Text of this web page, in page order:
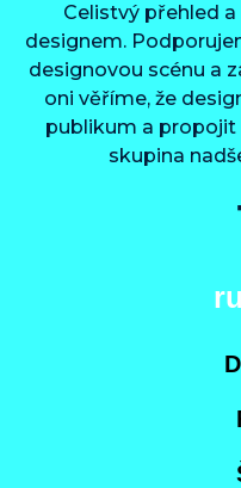
Celistvý přehled
designem.
designovou scénu a
oni věříme, že
publikum a propojit
skupina